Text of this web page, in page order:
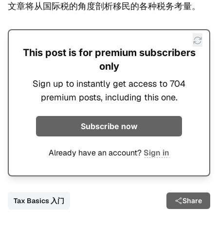
文章将从国际税的角度剖析移民的各种税务考量。
This post is for premium subscribers
only
Sign up to instantly get access to 704
premium posts, including this one.
Subscribe now
Already have an account? Sign in
Tax Basics 入门 Share